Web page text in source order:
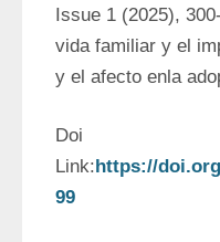
Issue 1 (2025),
vida familiar y el
y el afecto enla
Doi
Link:https://
99